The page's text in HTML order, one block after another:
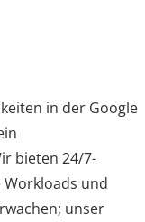
in der Google
bieten 24/7-
und
unser